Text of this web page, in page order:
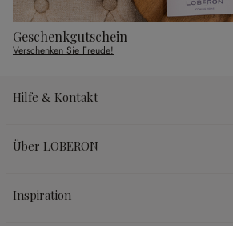
Geschenkgutschein
Verschenken Sie Freude!
Hilfe & Kontakt
Über LOBERON
Inspiration